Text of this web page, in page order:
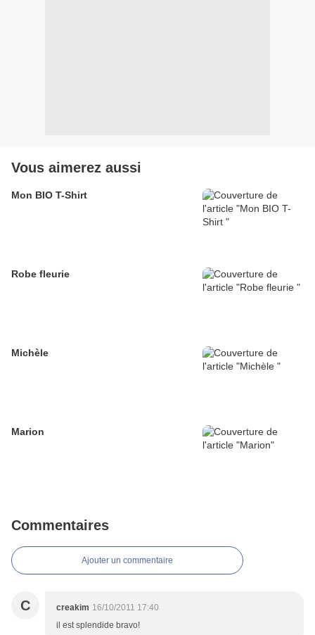
Vous aimerez aussi
Mon BIO T-Shirt
Robe fleurie
Michèle
Marion
Commentaires
Ajouter un commentaire
C creakim 16/10/2011 17:40
il est splendide bravo!